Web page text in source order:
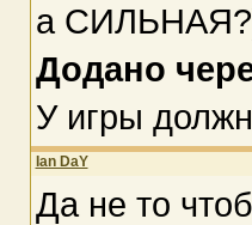
а
Додано
У игры
Ian DaY
Да не то